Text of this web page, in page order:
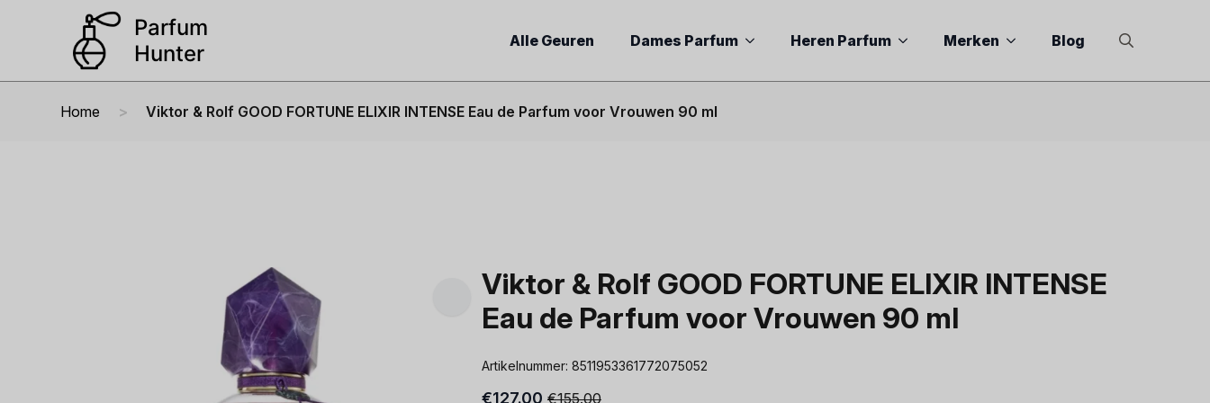
Alle Geuren Dames Parfum Heren Parfum Merken
Blog
Home Viktor & Rolf GOOD FORTUNE ELIXIR INTENSE Eau de Parfum voor Vrouwen 90 ml
Viktor & Rolf GOOD FORTUNE ELIXIR INTENSE
Eau de Parfum voor Vrouwen 90 ml
Artikelnummer:8511953361772075052
€155.00
€127.00